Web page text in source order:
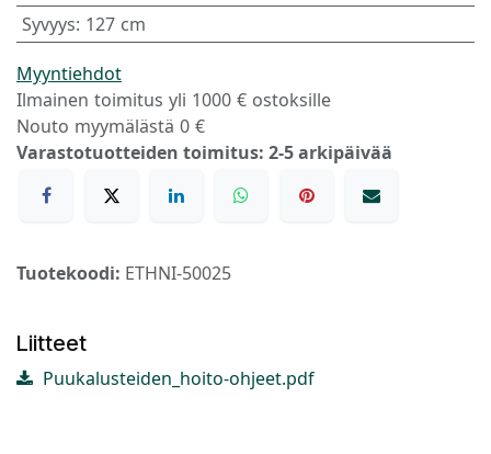
Syvyys: 127 cm
Myyntiehdot
Ilmainen toimitus yli 1000 € ostoksille
Nouto myymälästä 0 €
Varastotuotteiden toimitus: 2-5 arkipäivää
Tuotekoodi: ETHNI-50025
Liitteet
Puukalusteiden_hoito-ohjeet.pdf